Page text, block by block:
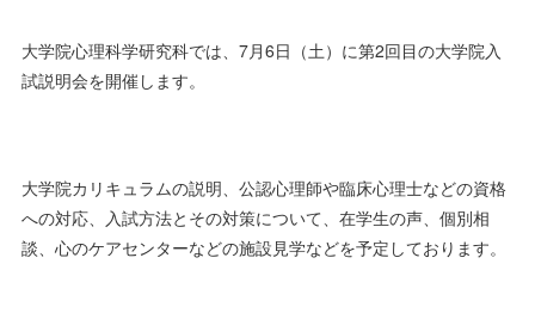
English
大学院心理科学研究科では、7月6日（土）に第2回目の大学院入
試説明会を開催します。
大学院カリキュラムの説明、公認心理師や臨床心理士などの資格
への対応、入試方法とその対策について、在学生の声、個別相
談、心のケアセンターなどの施設見学などを予定しております。